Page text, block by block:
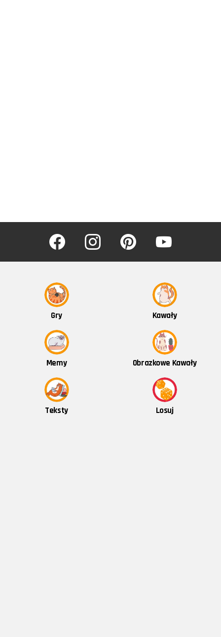
facebook instagram pinterest youtube
Gry Kawały
Memy Obrazkowe Kawały
Teksty Losuj